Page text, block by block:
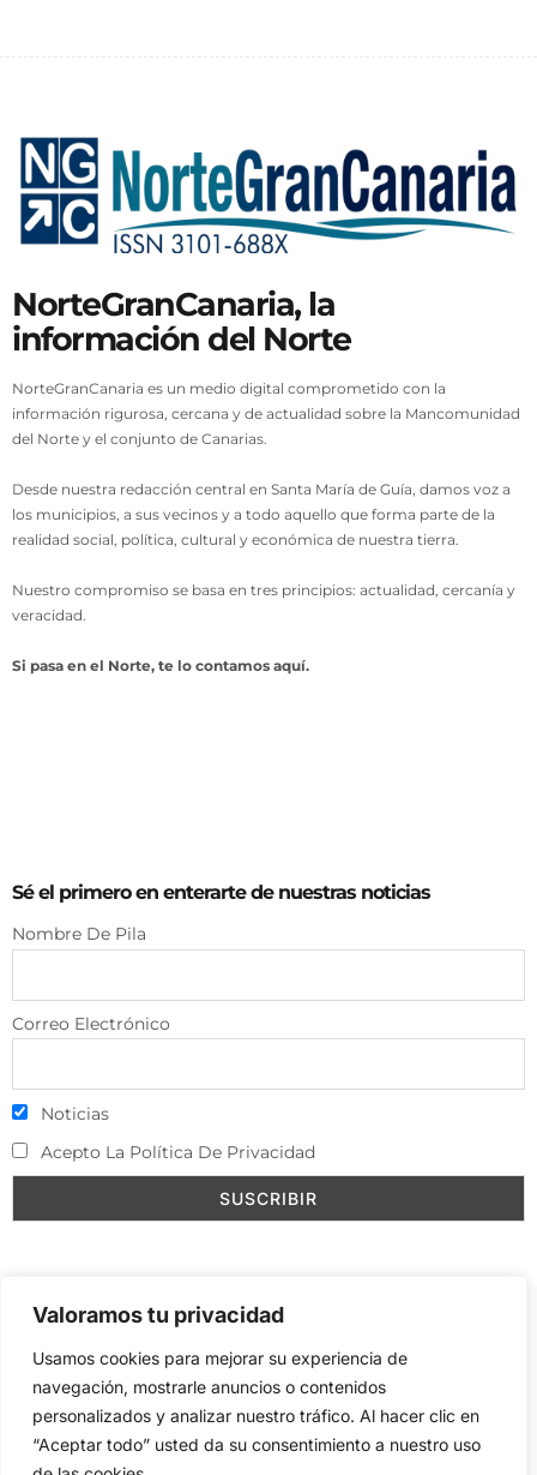
Valoramos tu privacidad
Usamos cookies para mejorar su experiencia de
navegación, mostrarle anuncios o contenidos
personalizados y analizar nuestro tráfico. Al hacer clic en
“Aceptar todo” usted da su consentimiento a nuestro uso
NorteGranCanaria, la
información del Norte
NorteGranCanaria es un medio digital comprometido con la
información rigurosa, cercana y de actualidad sobre la Mancomunidad
del Norte y el conjunto de Canarias.
Desde nuestra redacción central en Santa María de Guía, damos voz a
los municipios, a sus vecinos y a todo aquello que forma parte de la
realidad social, política, cultural y económica de nuestra tierra.
Nuestro compromiso se basa en tres principios: actualidad, cercanía y
veracidad.
Si pasa en el Norte, te lo contamos aquí.
Sé el primero en enterarte de nuestras noticias
Nombre De Pila
Correo Electrónico
Noticias
Acepto La Política De Privacidad
Aviso Legal–Política de Cookies–Contacto
Publicidad